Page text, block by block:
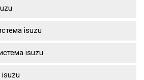
isuzu
isuzu
isuzu